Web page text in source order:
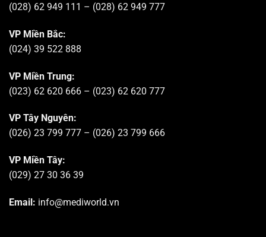
(028) 62 949 111 – (028) 62 949 777
VP Miền Bắc:
(024) 39 522 888
VP Miền Trung:
(023) 62 620 666 – (023) 62 620 777
VP Tây Nguyên:
(026) 23 799 777 – (026) 23 799 666
VP Miền Tây:
(029) 27 30 36 39
Email: info@mediworld.vn